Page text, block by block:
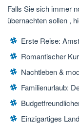
Falls Sie sich immer
übernachten sollen ,
Erste Reise:
Romantischer
Nachtleben &
Familienurlaub:
Einzigartiges